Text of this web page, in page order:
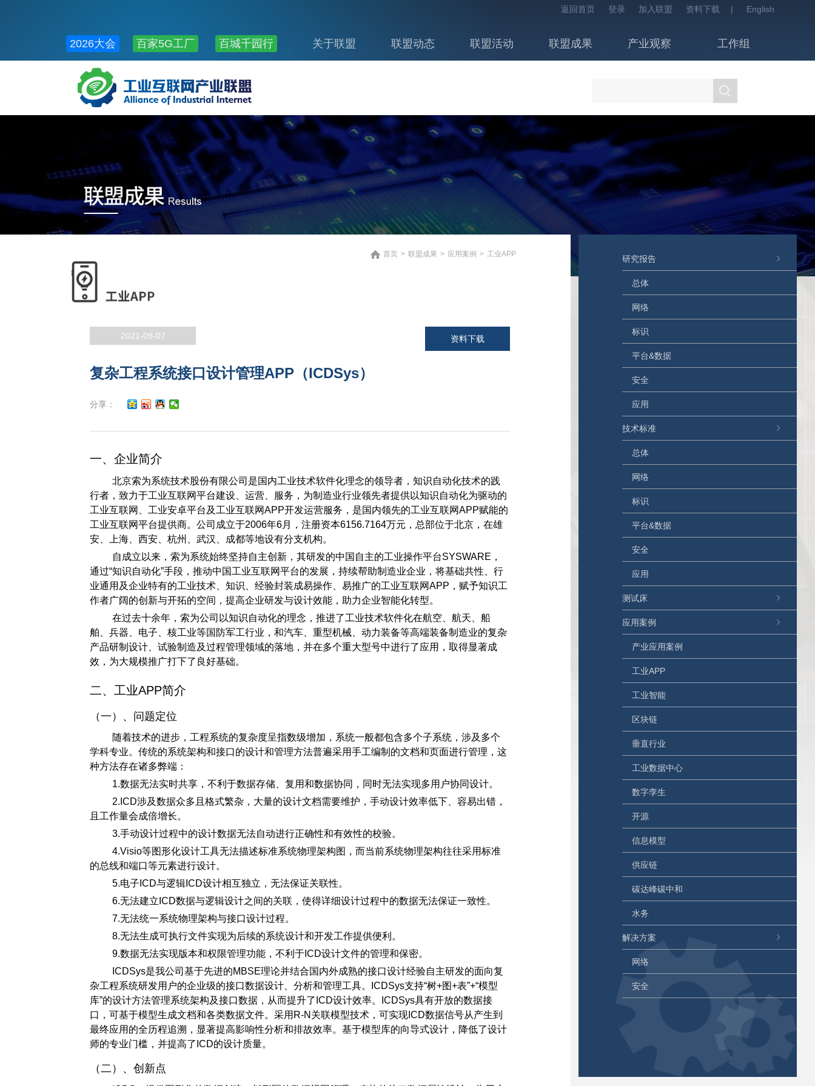
返回首页 登录 加入联盟 资料下载 | English
2026大会 百家5G工厂 百城千园行 关于联盟 联盟动态 联盟活动 联盟成果 产业观察
工作组
公共服务
首页 > 联盟成果 > 应用案例 > 工业APP
2021-09-07 资料下载
复杂工程系统接口设计管理APP（ICDSys）
分享：
一、企业简介
北京索为系统技术股份有限公司是国内工业技术软件化理念的领导者，知识自动化技术的践
行者，致力于工业互联网平台建设、运营、服务，为制造业行业领先者提供以知识自动化为驱动的
工业互联网、工业安卓平台及工业互联网APP开发运营服务，是国内领先的工业互联网APP赋能的
工业互联网平台提供商。公司成立于2006年6月，注册资本6156.7164万元，总部位于北京，在雄
安、上海、西安、杭州、武汉、成都等地设有分支机构。
自成立以来，索为系统始终坚持自主创新，其研发的中国自主的工业操作平台SYSWARE，
通过“知识自动化”手段，推动中国工业互联网平台的发展，持续帮助制造业企业，将基础共性、行
业通用及企业特有的工业技术、知识、经验封装成易操作、易推广的工业互联网APP，赋予知识工
作者广阔的创新与开拓的空间，提高企业研发与设计效能，助力企业智能化转型。
在过去十余年，索为公司以知识自动化的理念，推进了工业技术软件化在航空、航天、船
舶、兵器、电子、核工业等国防军工行业，和汽车、重型机械、动力装备等高端装备制造业的复杂
产品研制设计、试验制造及过程管理领域的落地，并在多个重大型号中进行了应用，取得显著成
效，为大规模推广打下了良好基础。
二、工业APP简介
（一）、问题定位
随着技术的进步，工程系统的复杂度呈指数级增加，系统一般都包含多个子系统，涉及多个
学科专业。传统的系统架构和接口的设计和管理方法普遍采用手工编制的文档和页面进行管理，这
种方法存在诸多弊端：
1.数据无法实时共享，不利于数据存储、复用和数据协同，同时无法实现多用户协同设计。
2.ICD涉及数据众多且格式繁杂，大量的设计文档需要维护，手动设计效率低下、容易出错，
且工作量会成倍增长。
3.手动设计过程中的设计数据无法自动进行正确性和有效性的校验。
4.Visio等图形化设计工具无法描述标准系统物理架构图，而当前系统物理架构往往采用标准
的总线和端口等元素进行设计。
5.电子ICD与逻辑ICD设计相互独立，无法保证关联性。
6.无法建立ICD数据与逻辑设计之间的关联，使得详细设计过程中的数据无法保证一致性。
7.无法统一系统物理架构与接口设计过程。
8.无法生成可执行文件实现为后续的系统设计和开发工作提供便利。
9.数据无法实现版本和权限管理功能，不利于ICD设计文件的管理和保密。
ICDSys是我公司基于先进的MBSE理论并结合国内外成熟的接口设计经验自主研发的面向复
杂工程系统研发用户的企业级的接口数据设计、分析和管理工具。ICDSys支持“树+图+表”+“模型
库”的设计方法管理系统架构及接口数据，从而提升了ICD设计效率。ICDSys具有开放的数据接
口，可基于模型生成文档和各类数据文件。采用R-N关联模型技术，可实现ICD数据信号从产生到
最终应用的全历程追溯，显著提高影响性分析和排故效率。基于模型库的向导式设计，降低了设计
师的专业门槛，并提高了ICD的设计质量。
（二）、创新点
研究报告
总体
网络
标识
平台&数据
安全
应用
技术标准
总体
网络
标识
平台&数据
安全
应用
测试床
应用案例
产业应用案例
工业APP
工业智能
区块链
垂直行业
工业数据中心
数字孪生
开源
信息模型
供应链
碳达峰碳中和
水务
解决方案
网络
安全